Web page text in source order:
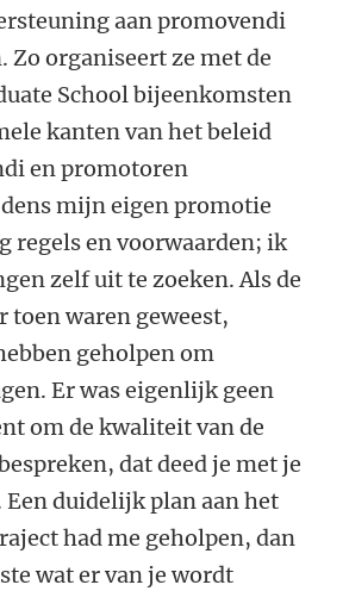
aan promovendi
Zo organiseert ze met de
School bijeenkomsten
kanten van het beleid
en promotoren
mijn eigen promotie
regels en voorwaarden; ik
zelf uit te zoeken. Als de
toen waren geweest,
geholpen om
Er was eigenlijk geen
om de kwaliteit van de
dat deed je met je
Een duidelijk plan aan het
had me geholpen, dan
wat er van je wordt